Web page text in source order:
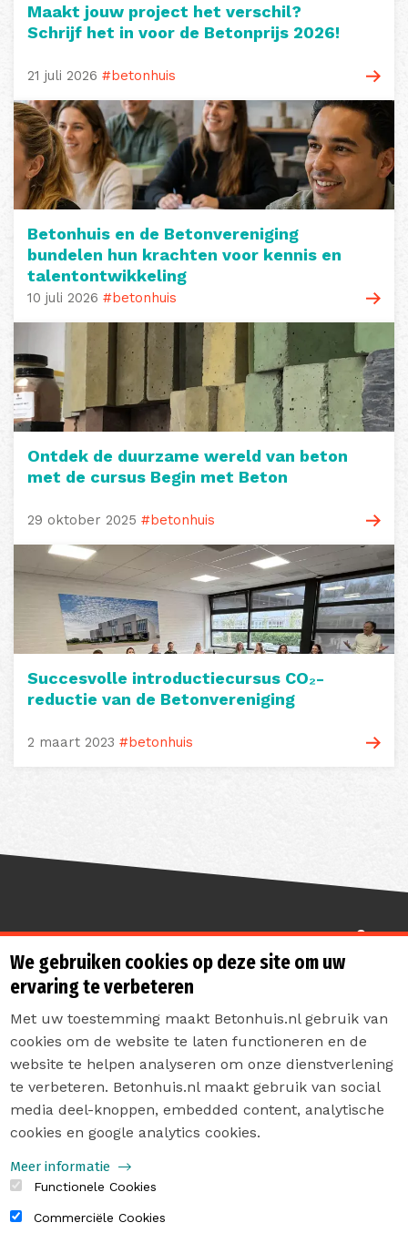
Maakt jouw project het verschil?
Schrijf het in voor de Betonprijs 2026!
21 juli 2026 #betonhuis
Betonhuis en de Betonvereniging
bundelen hun krachten voor kennis en
talentontwikkeling
10 juli 2026 #betonhuis
Ontdek de duurzame wereld van beton
met de cursus Begin met Beton
29 oktober 2025 #betonhuis
Succesvolle introductiecursus CO₂-
reductie van de Betonvereniging
2 maart 2023 #betonhuis
Sterk de toekomst in
Contact
Privacyverklaring
Sitemap
We gebruiken cookies op deze site om uw
ervaring te verbeteren
Met uw toestemming maakt Betonhuis.nl gebruik van
cookies om de website te laten functioneren en de
website te helpen analyseren om onze dienstverlening
te verbeteren. Betonhuis.nl maakt gebruik van social
media deel-knoppen, embedded content, analytische
cookies en google analytics cookies.
Meer informatie
Functionele Cookies
Commerciële Cookies